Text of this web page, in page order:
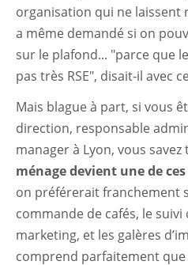
organisation qui ne laissent
a même demandé si on
sur le plafond... "parce que
pas très RSE", disait-il avec
Mais blague à part, si vous
direction, responsable
manager à Lyon, vous savez
ménage devient une de
on préférerait franchement
commande de cafés, le suivi
marketing, et les galères
comprend parfaitement